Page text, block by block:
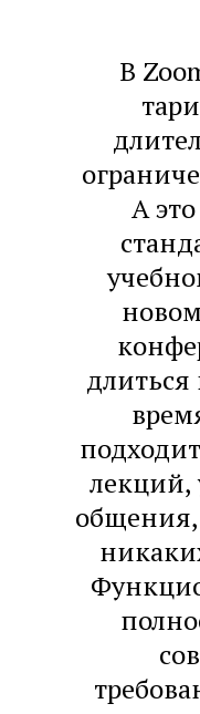
В
А
лекций,